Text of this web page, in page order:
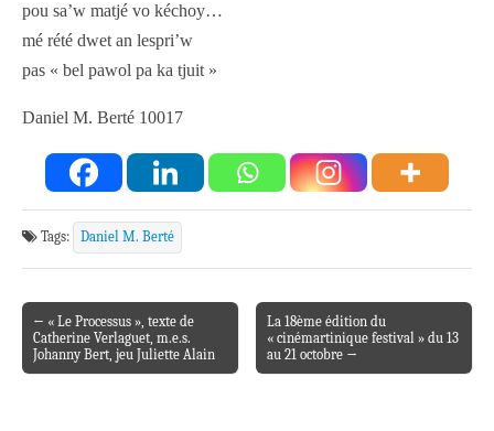
pou sa’w matjé vo kéchoy…
mé rété dwet an lespri’w
pas « bel pawol pa ka tjuit »
Daniel M. Berté 10017
Tags: Daniel M. Berté
Post navigation
← « Le Processus », texte de
Catherine Verlaguet, m.e.s.
Johanny Bert, jeu Juliette Alain
La 18ème édition du
« cinémartinique festival » du 13
au 21 octobre →